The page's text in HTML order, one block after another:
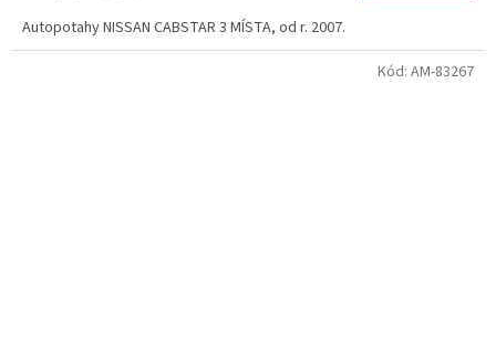
Autopotahy NISSAN CABSTAR 3 MÍSTA, od r. 2007.
Kód: AM-83267